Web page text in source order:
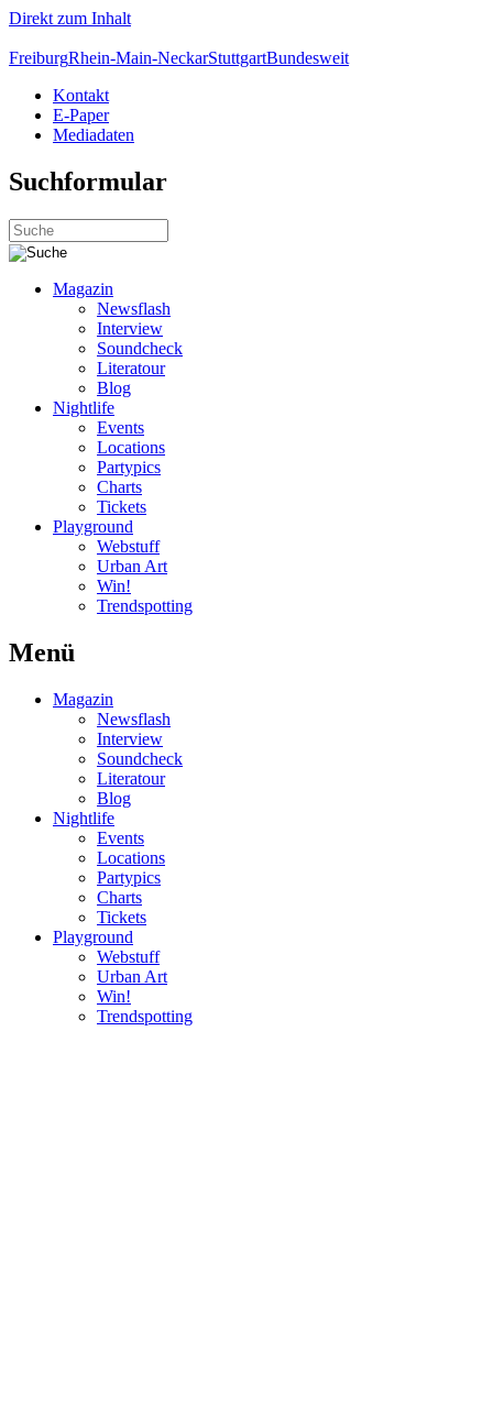
Direkt zum Inhalt
FreiburgRhein-Main-NeckarStuttgartBundesweit
Kontakt
E-Paper
Mediadaten
Suchformular
Magazin
Newsflash
Interview
Soundcheck
Literatour
Blog
Nightlife
Events
Locations
Partypics
Charts
Tickets
Playground
Webstuff
Urban Art
Win!
Trendspotting
Menü
Magazin
Newsflash
Interview
Soundcheck
Literatour
Blog
Nightlife
Events
Locations
Partypics
Charts
Tickets
Playground
Webstuff
Urban Art
Win!
Trendspotting